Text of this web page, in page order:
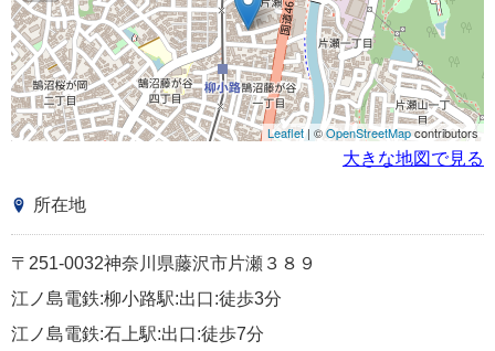
Leaflet| ©OpenStreetMapcontributors
大きな地図で見る
所在地
〒251-0032神奈川県藤沢市片瀬３８９
江ノ島電鉄:柳小路駅:出口:徒歩3分
江ノ島電鉄:石上駅:出口:徒歩7分